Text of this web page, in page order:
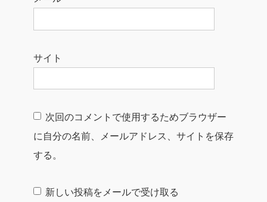
サイト
次回のコメントで使用するためブラウザー
に自分の名前、メールアドレス、サイトを保存
する。
新しい投稿をメールで受け取る